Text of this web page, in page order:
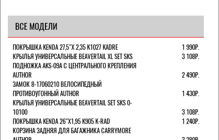
ВСЕ МОДЕЛИ
ПОКРЫШКА KENDA 27,5"Х 2,35 K1027 KADRE
1 990Р.
КРЫЛЬЯ УНИВЕРСАЛЬНЫЕ BEAVERTAIL XL SET SKS
3 108Р.
ПОДНОЖКА AKS-09A C ЦЕНТРАЛЬНОГО КРЕПЛЕНИЯ
AUTHOR
2 490Р.
ЗАМОК 8-17060210 ВЕЛОСИПЕДНЫЙ
ПРОТИВОУГОННЫЙ AUTHOR
1 430Р.
КРЫЛЬЯ УНИВЕРСАЛЬНЫЕ BEAVERTAIL SET SKS 0-
10100
3 108Р.
ПОКРЫШКА KENDA 26"Х1,95 K905 K-RAD
1 240Р.
КОРЗИНА ЗАДНЯЯ ДЛЯ БАГАЖНИКА CARRYMORE